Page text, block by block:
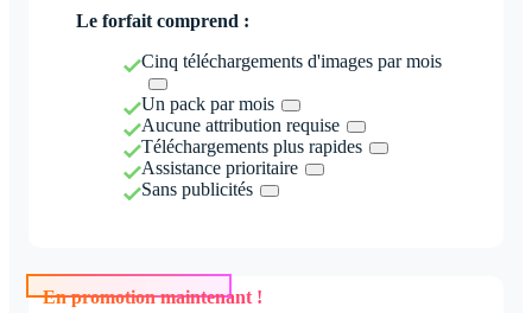
Le forfait comprend :
Cinq téléchargements d'images par mois
Un pack par mois
Aucune attribution requise
Téléchargements plus rapides
Assistance prioritaire
Sans publicités
En promotion maintenant !